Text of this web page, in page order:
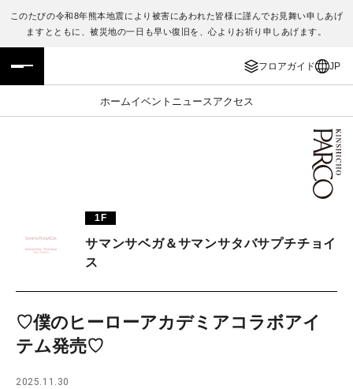
このたびの令和8年熊本地震により被害にあわれた皆様に謹んでお見舞い申しあげ
ますとともに、被災地の一日も早い復旧を、心よりお祈り申しあげます。
フロアガイド JP
ホームイベント ニュース アクセス
フロアガイド
施設案内・アクセス
TAX FREE
PARCOメンバーズ
JP
ENGLISH
繁体字
日本語
1F
サマンサベガ＆サマンサタバサプチチョイ
ス
♡僕のヒーローアカデミアコラボアイ
テム発売♡
2025.11.30